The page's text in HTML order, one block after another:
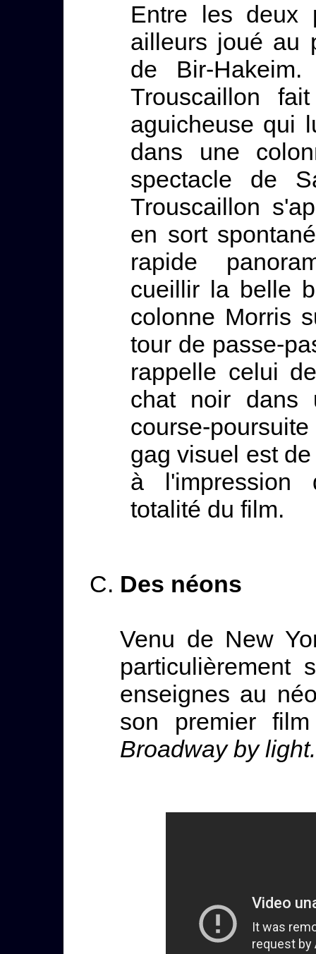
Entre les deux
ailleurs joué au
de Bir-
Trouscaillon
aguicheuse qui
dans une
spectacle de
Trouscaillon
en sort
rapide
cueillir la belle
colonne Morris
tour de passe-
rappelle celui
chat noir dans
course-
gag visuel est
à l'impression
totalité du film.
Des néons
Venu de New
particulièrement
enseignes au
son premier
Broadway by light.